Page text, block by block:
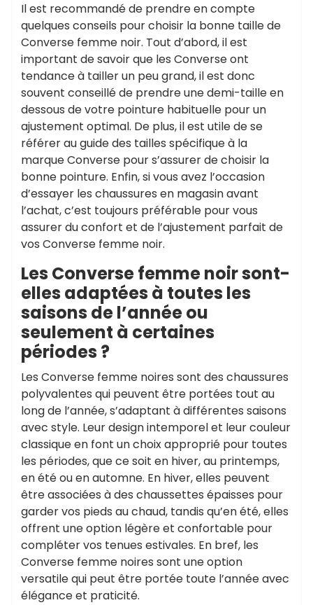
Il est recommandé de prendre en compte
quelques conseils pour choisir la bonne taille de
Converse femme noir. Tout d’abord, il est
important de savoir que les Converse ont
tendance à tailler un peu grand, il est donc
souvent conseillé de prendre une demi-taille en
dessous de votre pointure habituelle pour un
ajustement optimal. De plus, il est utile de se
référer au guide des tailles spécifique à la
marque Converse pour s’assurer de choisir la
bonne pointure. Enfin, si vous avez l’occasion
d’essayer les chaussures en magasin avant
l’achat, c’est toujours préférable pour vous
assurer du confort et de l’ajustement parfait de
vos Converse femme noir.
Les Converse femme noir sont-
elles adaptées à toutes les
saisons de l’année ou
seulement à certaines
périodes ?
Les Converse femme noires sont des chaussures
polyvalentes qui peuvent être portées tout au
long de l’année, s’adaptant à différentes saisons
avec style. Leur design intemporel et leur couleur
classique en font un choix approprié pour toutes
les périodes, que ce soit en hiver, au printemps,
en été ou en automne. En hiver, elles peuvent
être associées à des chaussettes épaisses pour
garder vos pieds au chaud, tandis qu’en été, elles
offrent une option légère et confortable pour
compléter vos tenues estivales. En bref, les
Converse femme noires sont une option
versatile qui peut être portée toute l’année avec
élégance et praticité.